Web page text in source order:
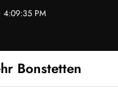
4:09:35 PM
Bonstetten